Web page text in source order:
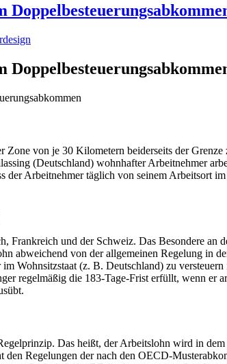
Zone von je 30 Kilometern beiderseits der Grenze
(Deutschland) wohnhafter Arbeitnehmer
der Arbeitnehmer täglich von seinem Arbeitsort im
Frankreich und der Schweiz. Das Besondere an
abweichend von der allgemeinen Regelung in
Wohnsitzstaat (z. B. Deutschland) zu
regelmäßig die 183-Tage-Frist erfüllt, wenn er
Das heißt, der Arbeitslohn wird in
den Regelungen der nach den OECD-